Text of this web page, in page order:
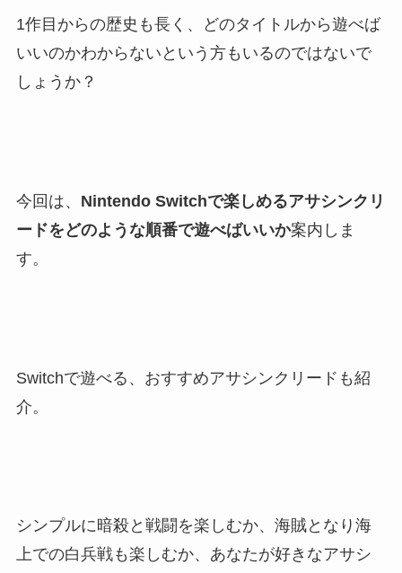
1作目からの歴史も長く、どのタイトルから遊べば
いいのかわからないという方もいるのではないで
しょうか？
今回は、 Nintendo Switchで楽しめるアサシンクリ
ードをどのような順番で遊べばいいか案内しま
す。
Switchで遊べる、おすすめアサシンクリードも紹
介。
シンプルに暗殺と戦闘を楽しむか、海賊となり海
上での白兵戦も楽しむか、あなたが好きなアサシ